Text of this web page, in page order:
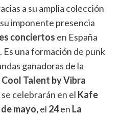
a su amplia colección
imponente presencia
conciertos en España
. Es una formación de punk
ganadoras de la
Talent by Vibra
celebrarán en el Kafe
mayo,el 24en La